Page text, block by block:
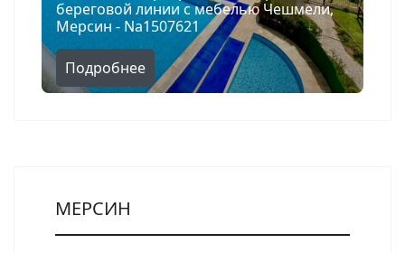
береговой линии с мебелью Чешмели,
Мерсин - Na1507621
Подробнее
МЕРСИН